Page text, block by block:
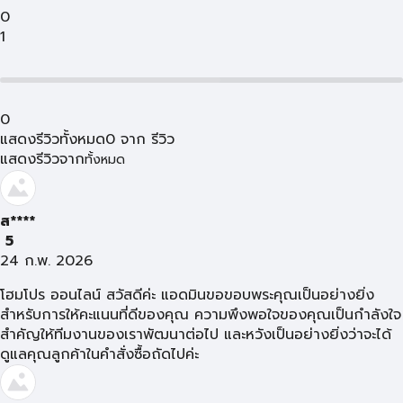
0
1
0
แสดงรีวิวทั้งหมด0 จาก รีวิว
แสดงรีวิวจากทั้งหมด
ส****
5
24 ก.พ. 2026
โฮมโปร ออนไลน์ สวัสดีค่ะ แอดมินขอขอบพระคุณเป็นอย่างยิ่ง
สำหรับการให้คะแนนที่ดีของคุณ ความพึงพอใจของคุณเป็นกำลังใจ
สำคัญให้ทีมงานของเราพัฒนาต่อไป และหวังเป็นอย่างยิ่งว่าจะได้
ดูแลคุณลูกค้าในคำสั่งซื้อถัดไปค่ะ